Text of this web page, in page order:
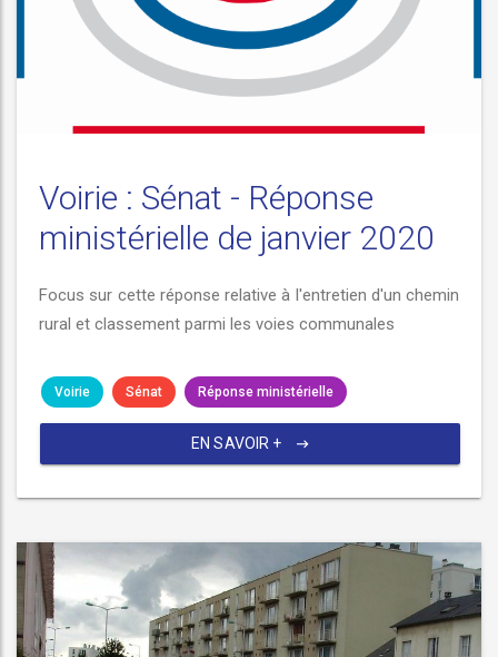
Voirie : Sénat - Réponse
ministérielle de janvier 2020
Focus sur cette réponse relative à l'entretien d'un chemin
rural et classement parmi les voies communales
Voirie Sénat Réponse ministérielle
EN SAVOIR +